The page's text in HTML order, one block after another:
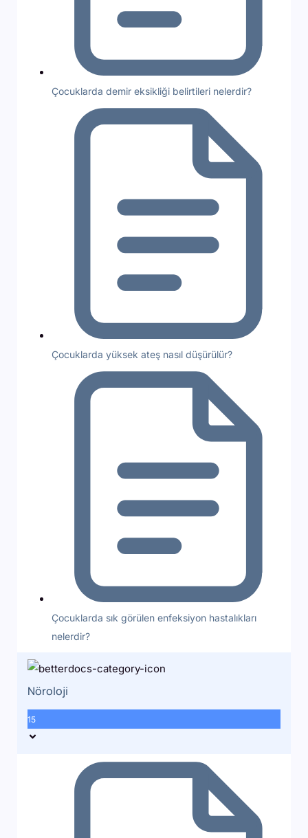
Çocuklarda demir eksikliği belirtileri nelerdir?
Çocuklarda yüksek ateş nasıl düşürülür?
Çocuklarda sık görülen enfeksiyon hastalıkları
nelerdir?
Nöroloji
15